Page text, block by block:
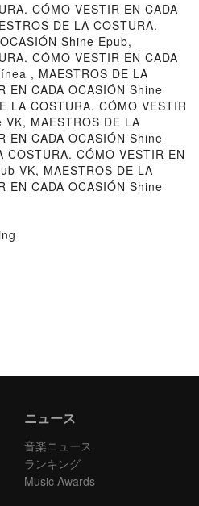
CÓMO VESTIR EN CADA
DE LA COSTURA.
Shine Epub,
CÓMO VESTIR EN CADA
, MAESTROS DE LA
EN CADA OCASIÓN Shine
LA COSTURA. CÓMO VESTIR
VK, MAESTROS DE LA
EN CADA OCASIÓN Shine
COSTURA. CÓMO VESTIR EN
VK, MAESTROS DE LA
EN CADA OCASIÓN Shine
ニュース
音楽ニュース
ランキング
Music Awards